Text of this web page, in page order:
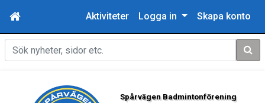
Aktiviteter Logga in Skapa konto
Sök
Spårvägen Badmintonförening